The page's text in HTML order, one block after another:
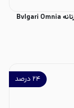
عطر ادکلن بولگاری امنیا کریستالین ادوپرفیوم زنانه Bvlgari Omnia
۲۴ درصد